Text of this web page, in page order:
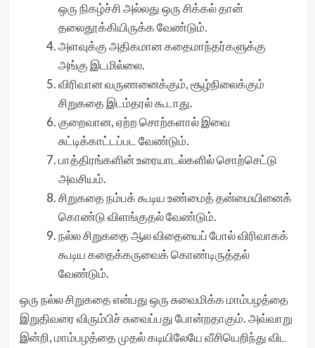
ஒரு நிகழ்ச்சி அல்லது ஒரு சிக்கல் தான்
தலைதூக்கியிருக்க வேண்டும்.
அளவுக்கு அதிகமான கதைமாந்தர்களுக்கு
அங்கு இடமில்லை.
விரிவான வருணனைக்கும், சூழ்நிலைக்கும்
சிறுகதை இடம்தரல் கூடாது.
குறைவான, ஏற்ற சொற்களால் இவை
சுட்டிக்காட்டப்பட வேண்டும்.
பாத்திரங்களின் உரையாடல்களில் சொற்செட்டு
அவசியம்.
சிறுகதை நம்பக் கூடிய உண்மைத் தன்மையினைக்
கொண்டு விளங்குதல் வேண்டும்.
நல்ல சிறுகதை ஆல விதையைப் போல் விரிவாகக்
கூடிய கதைக்கருவைக் கொண்டிருத்தல்
வேண்டும்.
ஒரு நல்ல சிறுகதை என்பது ஒரு சுவைமிக்க மாம்பழத்தை
இறுதிவரை விரும்பிச் சுவைப்பது போன்றதாகும். அவ்வாறு
இன்றி, மாம்பழத்தை முதல் கடியிலேயே வீசியெறிந்து விட